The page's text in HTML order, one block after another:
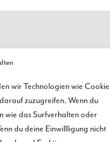
wir Technologien wie
zuzugreifen. Wenn du
wie das Surfverhalten oder
du deine Einwillligung nicht